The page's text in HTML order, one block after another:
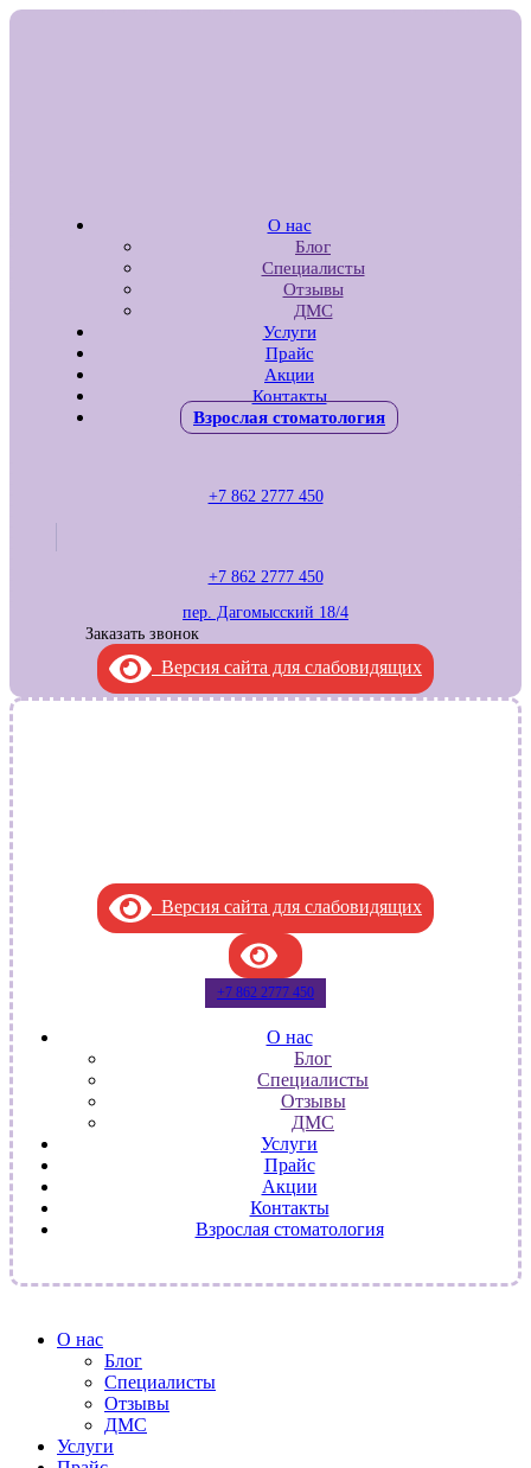
О нас
Блог
Специалисты
Отзывы
ДМС
Услуги
Прайс
Акции
Контакты
Взрослая стоматология
+7 862 2777 450
+7 862 2777 450
пер. Дагомысский 18/4
Заказать звонок
Версия сайта для слабовидящих
Версия сайта для слабовидящих
+7 862 2777 450
О нас
Блог
Специалисты
Отзывы
ДМС
Услуги
Прайс
Акции
Контакты
Взрослая стоматология
О нас
Блог
Специалисты
Отзывы
ДМС
Услуги